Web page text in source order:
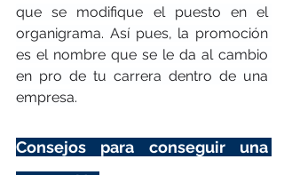
que se modifique el puesto en el
organigrama. Así pues, la promoción
es el nombre que se le da al cambio
en pro de tu carrera dentro de una
empresa.
Consejos para conseguir una